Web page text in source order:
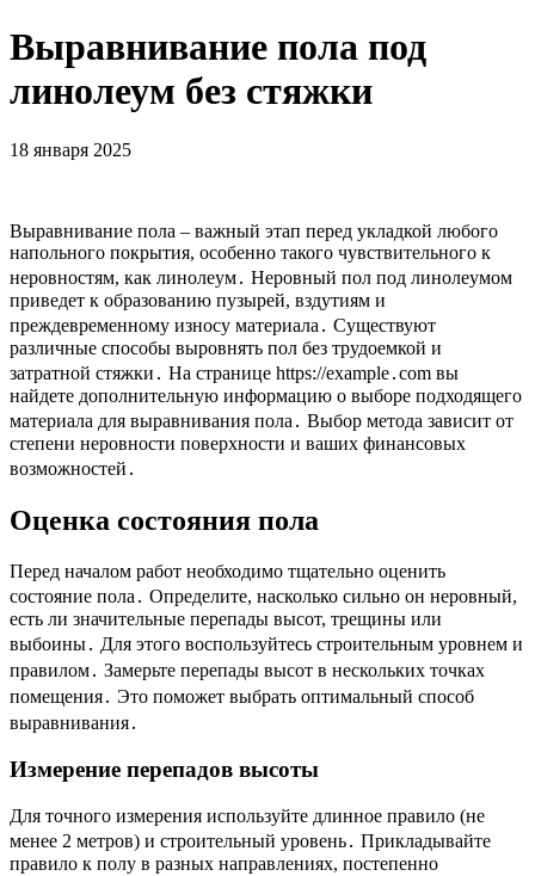
Выравнивание пола под
линолеум без стяжки
18 января 2025
Выравнивание пола – важный этап перед укладкой любого
напольного покрытия, особенно такого чувствительного к
неровностям, как линолеум․ Неровный пол под линолеумом
приведет к образованию пузырей, вздутиям и
преждевременному износу материала․ Существуют
различные способы выровнять пол без трудоемкой и
затратной стяжки․ На странице https://example․com вы
найдете дополнительную информацию о выборе подходящего
материала для выравнивания пола․ Выбор метода зависит от
степени неровности поверхности и ваших финансовых
возможностей․
Оценка состояния пола
Перед началом работ необходимо тщательно оценить
состояние пола․ Определите, насколько сильно он неровный,
есть ли значительные перепады высот, трещины или
выбоины․ Для этого воспользуйтесь строительным уровнем и
правилом․ Замерьте перепады высот в нескольких точках
помещения․ Это поможет выбрать оптимальный способ
выравнивания․
Измерение перепадов высоты
Для точного измерения используйте длинное правило (не
менее 2 метров) и строительный уровень․ Прикладывайте
правило к полу в разных направлениях, постепенно